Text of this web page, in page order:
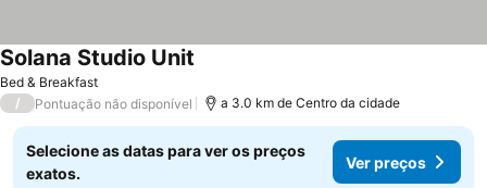
Bed & Breakfast
Solana Studio Unit
/ Pontuação não disponível a 3.0 km de Centro da cidade
Selecione as datas para ver os preços
exatos.
Ver preços